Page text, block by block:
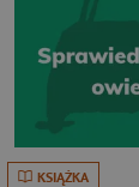
KSIĄŻKA